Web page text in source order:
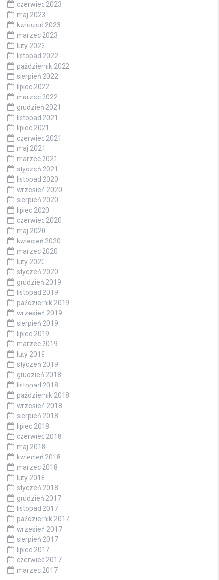
czerwiec 2023
maj 2023
kwiecień 2023
marzec 2023
luty 2023
listopad 2022
październik 2022
sierpień 2022
lipiec 2022
marzec 2022
grudzień 2021
listopad 2021
lipiec 2021
czerwiec 2021
maj 2021
marzec 2021
styczeń 2021
listopad 2020
wrzesień 2020
sierpień 2020
lipiec 2020
czerwiec 2020
maj 2020
kwiecień 2020
marzec 2020
luty 2020
styczeń 2020
grudzień 2019
listopad 2019
październik 2019
wrzesień 2019
sierpień 2019
lipiec 2019
marzec 2019
luty 2019
styczeń 2019
grudzień 2018
listopad 2018
październik 2018
wrzesień 2018
sierpień 2018
lipiec 2018
czerwiec 2018
maj 2018
kwiecień 2018
marzec 2018
luty 2018
styczeń 2018
grudzień 2017
listopad 2017
październik 2017
wrzesień 2017
sierpień 2017
lipiec 2017
czerwiec 2017
marzec 2017